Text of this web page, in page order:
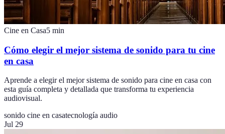
Cine en Casa5 min
Cómo elegir el mejor sistema de sonido para tu cine
en casa
Aprende a elegir el mejor sistema de sonido para cine en casa con
esta guía completa y detallada que transforma tu experiencia
audiovisual.
sonido cine en casatecnología audio
Jul 29